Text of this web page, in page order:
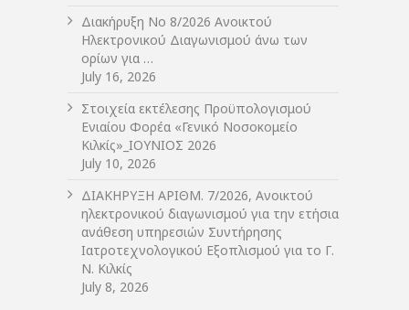
Διακήρυξη Νο 8/2026 Ανοικτού
Ηλεκτρονικού Διαγωνισμού άνω των
ορίων για …
July 16, 2026
Στοιχεία εκτέλεσης Προϋπολογισμού
Ενιαίου Φορέα «Γενικό Νοσοκομείο
Κιλκίς»_ΙΟΥΝΙΟΣ 2026
July 10, 2026
ΔIΑΚΗΡΥΞΗ ΑΡIΘΜ. 7/2026, Ανοικτού
ηλεκτρονικού διαγωνισμού για την ετήσια
ανάθεση υπηρεσιών Συντήρησης
Ιατροτεχνολογικού Εξοπλισμού για το Γ.
Ν. Κιλκίς
July 8, 2026